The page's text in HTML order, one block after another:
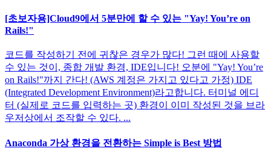
[초보자용]Cloud9에서 5분만에 할 수 있는 "Yay! You’re on
Rails!"
코드를 작성하기 전에 귀찮은 경우가 많다! 그런 때에 사용할
수 있는 것이, 종합 개발 환경, IDE입니다! 오분에 "Yay! You’re
on Rails!"까지 간다! (AWS 계정은 가지고 있다고 가정) IDE
(Integrated Development Environment)라고합니다. 터미널 에디
터 (실제로 코드를 입력하는 곳) 환경이 이미 작성된 것을 브라
우저상에서 조작할 수 있다. ...
Anaconda 가상 환경을 전환하는 Simple is Best 방법